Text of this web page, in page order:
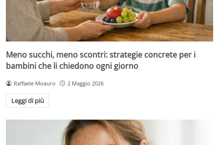
Meno succhi, meno scontri: strategie concrete per i
bambini che li chiedono ogni giorno
Raffaele Moauro 2 Maggio 2026
Leggi di più